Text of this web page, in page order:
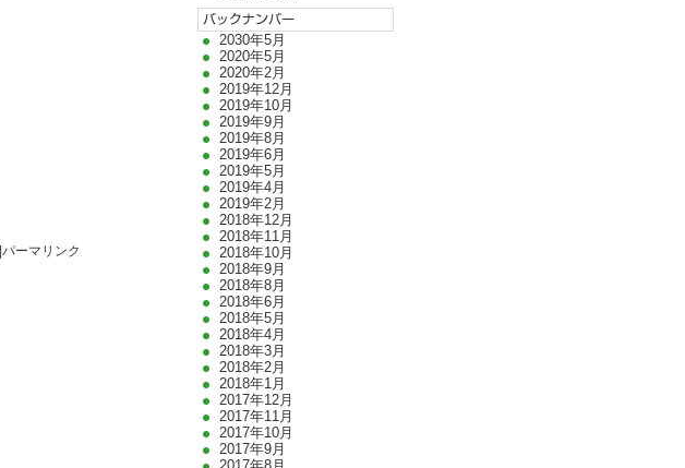
2030年5月
2020年5月
2020年2月
2019年12月
2019年10月
2019年9月
2019年8月
2019年6月
2019年5月
2019年4月
2019年2月
2018年12月
2018年11月
2018年10月
2018年9月
2018年8月
2018年6月
2018年5月
2018年4月
2018年3月
2018年2月
2018年1月
2017年12月
2017年11月
2017年10月
2017年9月
パーマリンク